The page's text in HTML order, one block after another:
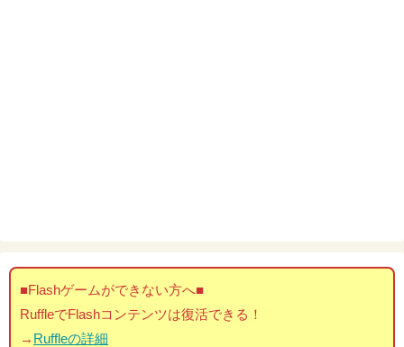
■Flashゲームができない方へ■
RuffleでFlashコンテンツは復活できる！
→ Ruffleの詳細